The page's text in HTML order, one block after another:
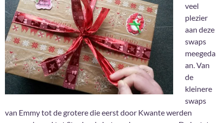
veel
plezier
aan deze
swaps
meegeda
an. Van
de
kleinere
swaps
van Emmy tot de grotere die eerst door Kwante werden